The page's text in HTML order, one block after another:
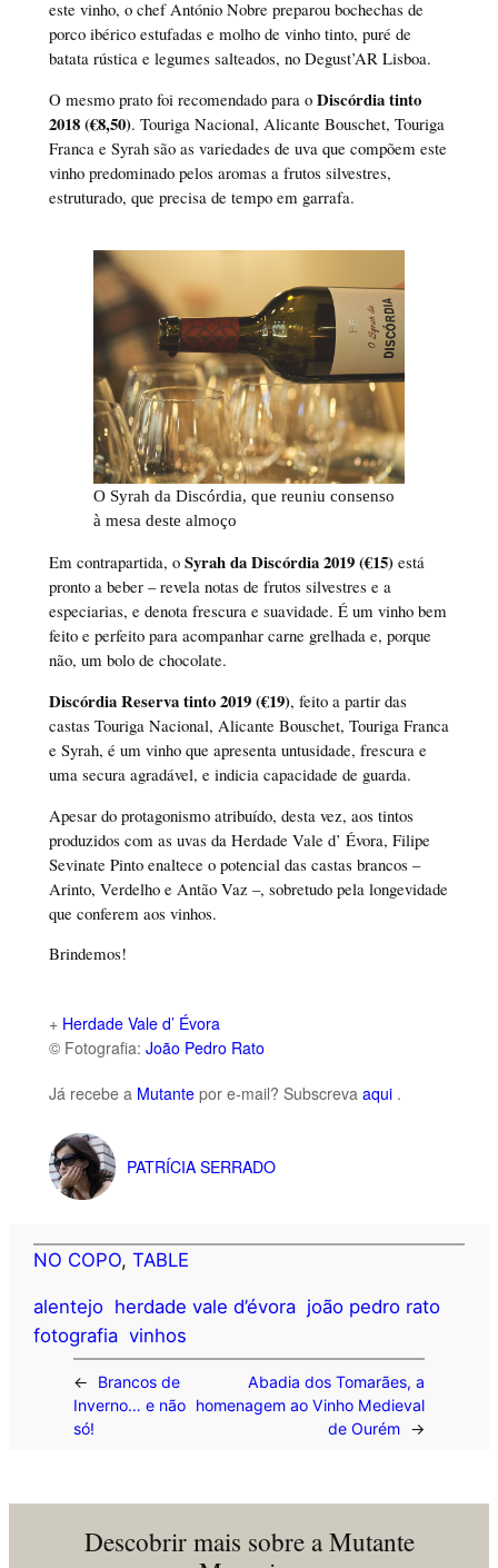
este vinho, o chef António Nobre preparou bochechas de
porco ibérico estufadas e molho de vinho tinto, puré de
batata rústica e legumes salteados, no Degust’AR Lisboa.
O mesmo prato foi recomendado para oDiscórdia tinto
2018 (€8,50). Touriga Nacional, Alicante Bouschet, Touriga
Franca e Syrah são as variedades de uva que compõem este
vinho predominado pelos aromas a frutos silvestres,
estruturado, que precisa de tempo em garrafa.
O Syrah da Discórdia, que reuniu consenso
à mesa deste almoço
Em contrapartida, o Syrah da Discórdia 2019 (€15)está
pronto a beber – revela notas de frutos silvestres e a
especiarias, e denota frescura e suavidade. É um vinho bem
feito e perfeito para acompanhar carne grelhada e, porque
não, um bolo de chocolate.
Discórdia Reserva tinto 2019 (€19), feito a partir das
castas Touriga Nacional, Alicante Bouschet, Touriga Franca
e Syrah, é um vinho que apresenta untusidade, frescura e
uma secura agradável, e indicia capacidade de guarda.
Apesar do protagonismo atribuído, desta vez, aos tintos
produzidos com as uvas da Herdade Vale d’ Évora, Filipe
Sevinate Pinto enaltece o potencial das castas brancos –
Arinto, Verdelho e Antão Vaz –, sobretudo pela longevidade
que conferem aos vinhos.
Brindemos!
+ Herdade Vale d’ Évora
© Fotografia: João Pedro Rato
Já recebe a Mutantepor e-mail? Subscreva aqui .
PATRÍCIA SERRADO
NO COPO, TABLE
alentejo herdade vale d’évora joão pedro rato
fotografia vinhos
←
Brancos de
Inverno… e não
só!
Abadia dos Tomarães, a
homenagem ao Vinho Medieval
de Ourém
→
Descobrir mais sobre a Mutante